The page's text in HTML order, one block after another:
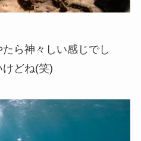
ら神々しい感じでし
どね(笑)